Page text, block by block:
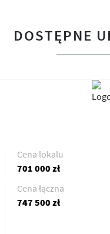
DOSTĘPNE
Cena lokalu
701 000 zł
Cena łączna
747 500 zł